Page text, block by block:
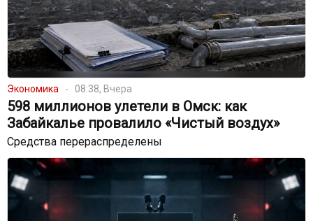
Экономика 08:38, Вчера
598 миллионов улетели в Омск: как
Забайкалье провалило «Чистый воздух»
Средства перераспределены